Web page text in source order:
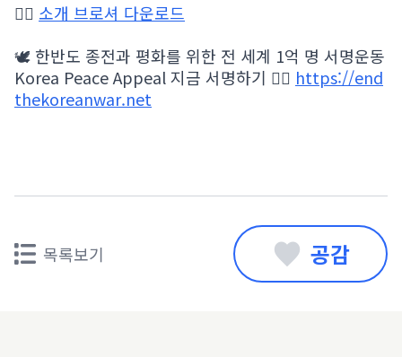
👉🏻 소개 브로셔 다운로드
🕊 한반도 종전과 평화를 위한 전 세계 1억 명 서명운동
Korea Peace Appeal 지금 서명하기 👉🏻 https://end
thekoreanwar.net
목록보기 공감